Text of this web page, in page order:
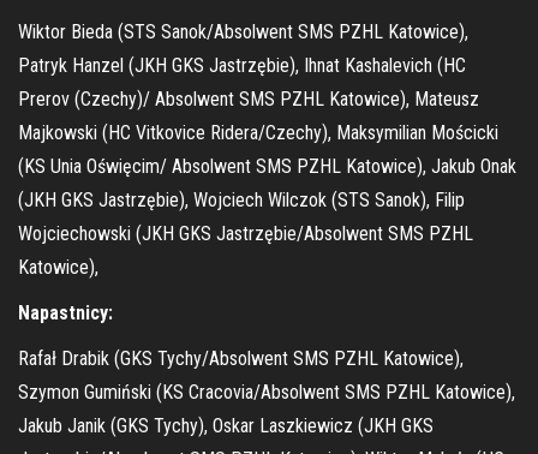
Wiktor Bieda (STS Sanok/Absolwent SMS PZHL Katowice),
Patryk Hanzel (JKH GKS Jastrzębie), Ihnat Kashalevich (HC
Prerov (Czechy)/ Absolwent SMS PZHL Katowice), Mateusz
Majkowski (HC Vitkovice Ridera/Czechy), Maksymilian Mościcki
(KS Unia Oświęcim/ Absolwent SMS PZHL Katowice), Jakub Onak
(JKH GKS Jastrzębie), Wojciech Wilczok (STS Sanok), Filip
Wojciechowski (JKH GKS Jastrzębie/Absolwent SMS PZHL
Katowice),
Napastnicy:
Rafał Drabik (GKS Tychy/Absolwent SMS PZHL Katowice),
Szymon Gumiński (KS Cracovia/Absolwent SMS PZHL Katowice),
Jakub Janik (GKS Tychy), Oskar Laszkiewicz (JKH GKS